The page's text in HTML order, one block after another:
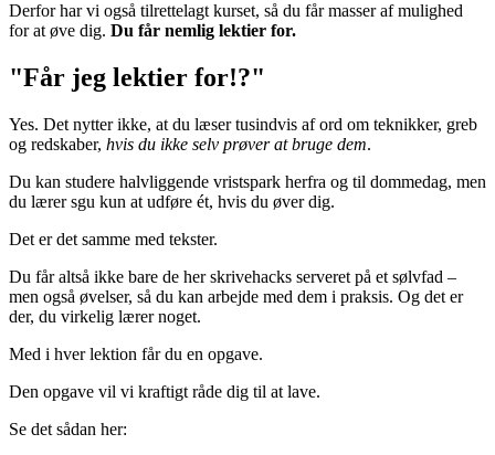
Derfor har vi også tilrettelagt kurset, så du får masser af mulighed
for at øve dig. Du får nemlig lektier for.
"Får jeg lektier for!?"
Yes. Det nytter ikke, at du læser tusindvis af ord om teknikker, greb
og redskaber, hvis du ikke selv prøver at bruge dem.
Du kan studere halvliggende vristspark herfra og til dommedag, men
du lærer sgu kun at udføre ét, hvis du øver dig.
Det er det samme med tekster.
Du får altså ikke bare de her skrivehacks serveret på et sølvfad –
men også øvelser, så du kan arbejde med dem i praksis. Og det er
der, du virkelig lærer noget.
Med i hver lektion får du en opgave.
Den opgave vil vi kraftigt råde dig til at lave.
Se det sådan her: